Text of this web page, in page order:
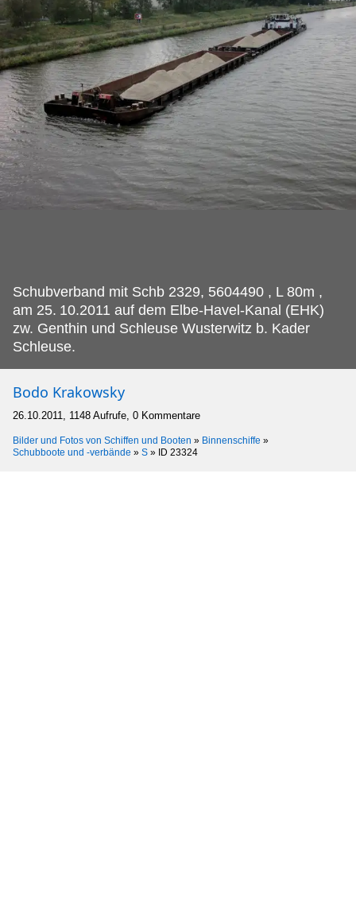
Schubverband mit Schb 2329, 5604490 , L 80m ,
am 25. 10.2011 auf dem Elbe-Havel-Kanal (EHK)
zw. Genthin und Schleuse Wusterwitz b. Kader
Schleuse.
Bodo Krakowsky
26.10.2011, 1148 Aufrufe, 0 Kommentare
Bilder und Fotos von Schiffen und Booten » Binnenschiffe »
Schubboote und -verbände » S » ID 23324